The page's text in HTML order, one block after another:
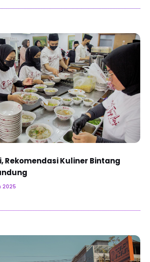
Rekomendasi Kuliner Bintang
2025